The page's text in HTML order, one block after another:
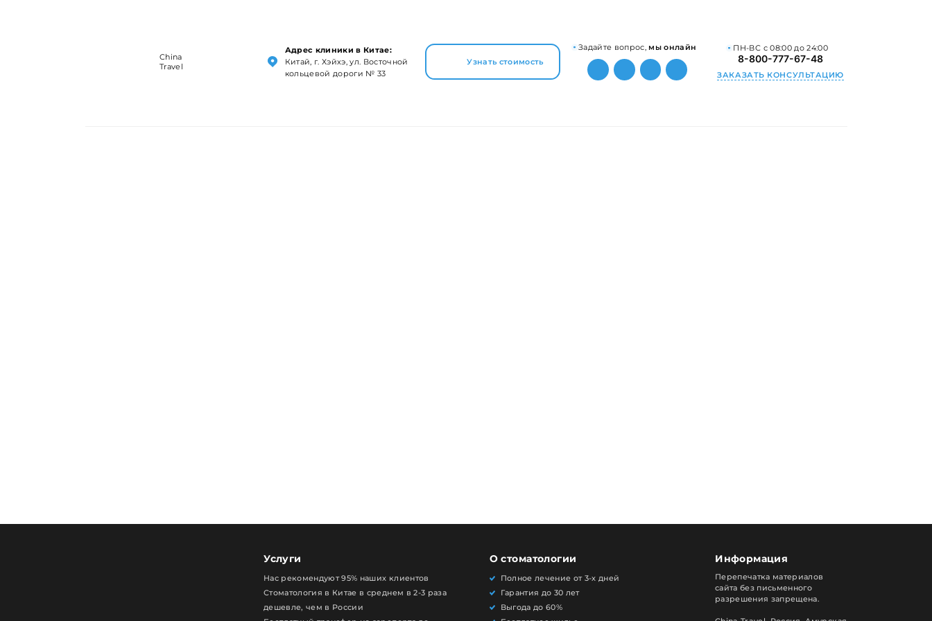
China
Travel
Адрес клиники в Китае:
Китай, г. Хэйхэ, ул. Восточной
кольцевой дороги № 33
Узнать стоимость
Задайте вопрос, мы онлайн ПН-ВС с 08:00 до 24:00
8-800-777-67-48
ЗАКАЗАТЬ КОНСУЛЬТАЦИЮ
Услуги
Нас рекомендуют 95% наших клиентов
Стоматология в Китае в среднем в 2-3 раза
дешевле, чем в России
О стоматологии
Полное лечение от 3-х дней
Гарантия до 30 лет
Выгода до 60%
Информация
Перепечатка материалов
сайта без письменного
разрешения запрещена.